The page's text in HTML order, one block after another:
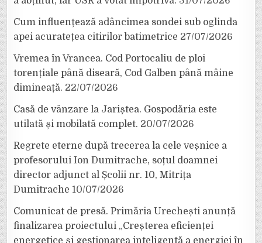
Cum influențează adâncimea sondei sub oglinda
apei acuratețea citirilor batimetrice 27/07/2026
Vremea în Vrancea. Cod Portocaliu de ploi
torențiale până diseară, Cod Galben până mâine
dimineață. 22/07/2026
Casă de vânzare la Jariștea. Gospodăria este
utilată și mobilată complet. 20/07/2026
Regrete eterne după trecerea la cele veșnice a
profesorului Ion Dumitrache, soțul doamnei
director adjunct al Școlii nr. 10, Mitrița
Dumitrache 10/07/2026
Comunicat de presă. Primăria Urechești anunță
finalizarea proiectului „Creșterea eficienței
energetice și gestionarea inteligentă a energiei în